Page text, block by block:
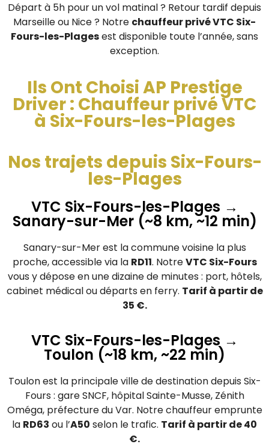
Départ à 5h pour un vol matinal ? Retour tardif depuis
Marseille ou Nice ? Notre chauffeur privé VTC Six-
Fours-les-Plagesest disponible toute l’année, sans
exception.
Ils Ont Choisi AP Prestige
Driver : Chauffeur privé VTC
à Six-Fours-les-Plages
Nos trajets depuis Six-Fours-
les-Plages
VTC Six-Fours-les-Plages →
Sanary-sur-Mer (~8 km, ~12 min)
Sanary-sur-Mer est la commune voisine la plus
proche, accessible via la RD11. NotreVTC Six-Fours
vous y dépose en une dizaine de minutes : port, hôtels,
cabinet médical ou départs en ferry. Tarif à partir de
35 €.
VTC Six-Fours-les-Plages →
Toulon (~18 km, ~22 min)
Toulon est la principale ville de destination depuis Six-
Fours : gare SNCF, hôpital Sainte-Musse, Zénith
Oméga, préfecture du Var. Notre chauffeur emprunte
la RD63 ou l’A50 selon le trafic. Tarif à partir de 40
€.